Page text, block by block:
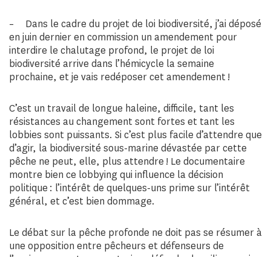
– Dans le cadre du projet de loi biodiversité, j’ai déposé
en juin dernier en commission un amendement pour
interdire le chalutage profond, le projet de loi
biodiversité arrive dans l’hémicycle la semaine
prochaine, et je vais redéposer cet amendement !
C’est un travail de longue haleine, difficile, tant les
résistances au changement sont fortes et tant les
lobbies sont puissants. Si c’est plus facile d’attendre que
d’agir, la biodiversité sous-marine dévastée par cette
pêche ne peut, elle, plus attendre ! Le documentaire
montre bien ce lobbying qui influence la décision
politique : l’intérêt de quelques-uns prime sur l’intérêt
général, et c’est bien dommage.
Le débat sur la pêche profonde ne doit pas se résumer à
une opposition entre pêcheurs et défenseurs de